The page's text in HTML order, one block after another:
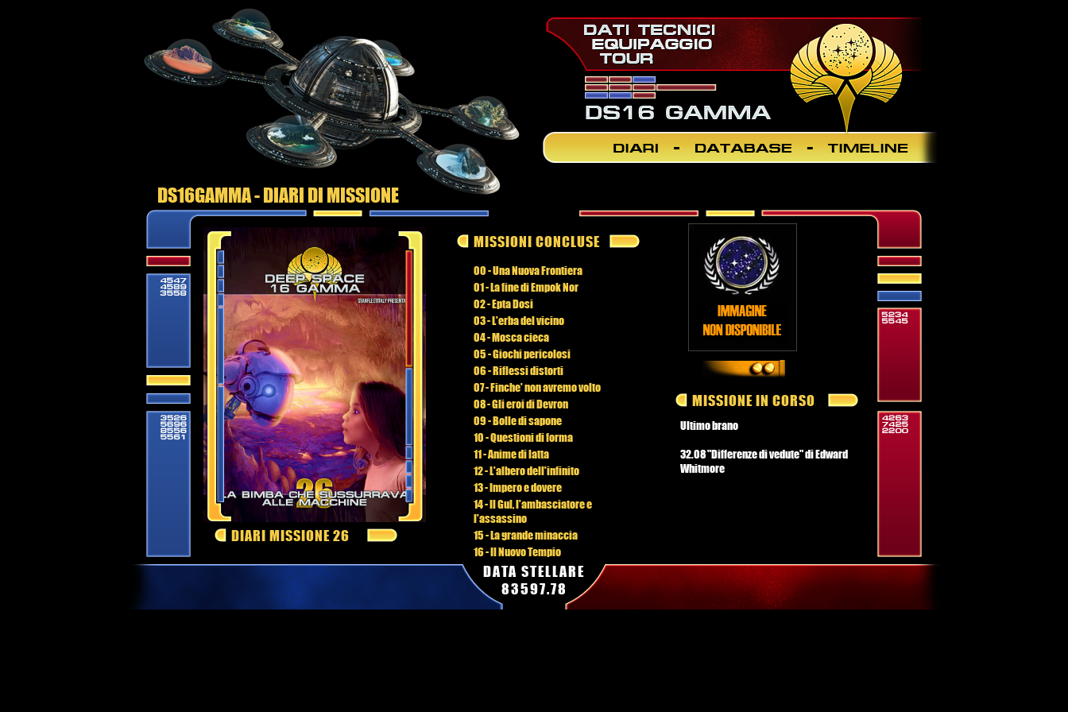
DS16GAMMA - DIARI DI MISSIONE
DIARI MISSIONE 26
MISSIONI CONCLUSE
00 - Una Nuova Frontiera
01 - La fine di Empok Nor
02 - Epta Dosi
03 - L'erba del vicino
04 - Mosca cieca
05 - Giochi pericolosi
06 - Riflessi distorti
07 - Finche' non avremo volto
08 - Gli eroi di Devron
09 - Bolle di sapone
10 - Questioni di forma
11 - Anime di latta
12 - L'albero dell'infinito
13 - Impero e dovere
14 - Il Gul, l'ambasciatore e
l'assassino
15 - La grande minaccia
16 - Il Nuovo Tempio
17 - Imbarchi
18 - E mi ritrovai in una selva oscura
19 - La Regina di cuori
MISSIONE IN CORSO
Ultimo brano
32.08 "Differenze di vedute" di Edward
Whitmore
DATA STELLARE
83597.78